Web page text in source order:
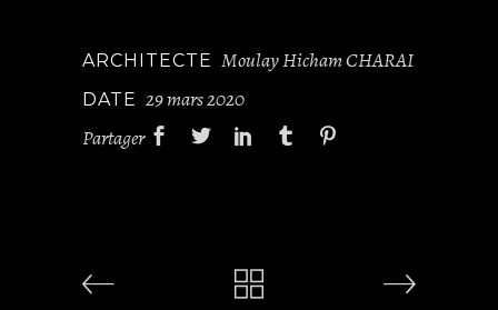
ARCHITECTE Moulay Hicham CHARAI
DATE 29 mars 2020
Partager